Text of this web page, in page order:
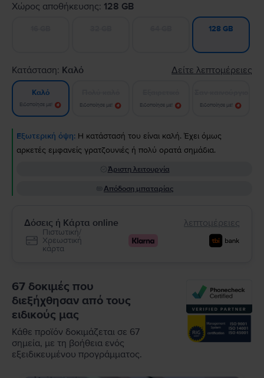
Χώρος αποθήκευσης: 128 GB
128 GB
Κατάσταση: Καλό Δείτε λεπτομέρειες
Καλό
Ειδοποίησε με! Ειδοποίησε με! Ειδοποίησε με! Ειδοποίησε με!
Εξωτερική όψη: Η κατάστασή του είναι καλή. Έχει όμως
αρκετές εμφανείς γρατζουνιές ή πολύ ορατά σημάδια.
Άριστη λειτουργία
Απόδοση μπαταρίας
Δόσεις ή Κάρτα online λεπτομέρειες
Πιστωτική/
Χρεωστική
κάρτα
67 δοκιμές που
διεξήχθησαν από τους
ειδικούς μας
Κάθε προϊόν δοκιμάζεται σε 67
σημεία, με τη βοήθεια ενός
εξειδικευμένου προγράμματος.